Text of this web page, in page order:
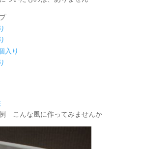
入り
こんな風に作ってみませんか